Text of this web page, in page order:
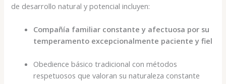
de desarrollo natural y potencial incluyen:
Compañía familiar constante y afectuosa por su
temperamento excepcionalmente paciente y fiel
Obedience básico tradicional con métodos
respetuosos que valoran su naturaleza constante